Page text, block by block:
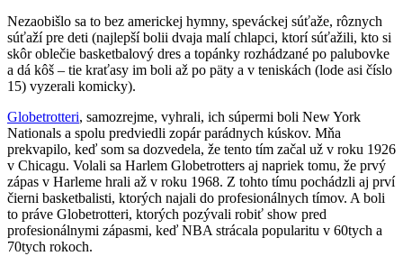
Nezaobišlo sa to bez americkej hymny, speváckej súťaže, rôznych
súťaží pre deti (najlepší bolii dvaja malí chlapci, ktorí súťažili, kto si
skôr oblečie basketbalový dres a topánky rozhádzané po palubovke
a dá kôš – tie kraťasy im boli až po päty a v teniskách (lode asi číslo
15) vyzerali komicky).
Globetrotteri, samozrejme, vyhrali, ich súpermi boli New York
Nationals a spolu predviedli zopár parádnych kúskov. Mňa
prekvapilo, keď som sa dozvedela, že tento tím začal už v roku 1926
v Chicagu. Volali sa Harlem Globetrotters aj napriek tomu, že prvý
zápas v Harleme hrali až v roku 1968. Z tohto tímu pochádzli aj prví
čierni basketbalisti, ktorých najali do profesionálnych tímov. A boli
to práve Globetrotteri, ktorých pozývali robiť show pred
profesionálnymi zápasmi, keď NBA strácala popularitu v 60tych a
70tych rokoch.